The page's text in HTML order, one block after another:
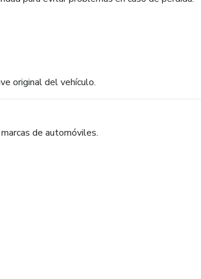
original del vehículo.
de automóviles.